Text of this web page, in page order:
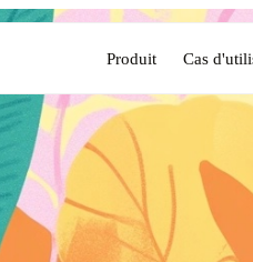
Produit Cas